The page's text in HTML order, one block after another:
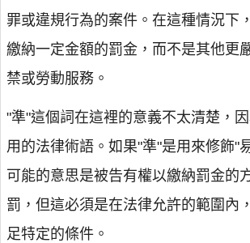
罪或違規行為的案件。在這種情況下
繳納一定金額的罰金，而不是其他更
禁或勞動服務。
"準"這個詞在這裡的意義不太清楚，
用的法律術語。如果"準"是用來修飾"
可能的意思是被告有權以繳納罰金的
罰，但這必須是在法律允許的範圍內
足特定的條件。